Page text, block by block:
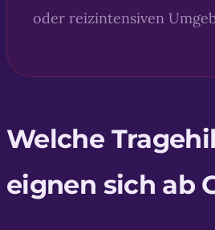
oder reizintensiven
Welche
eignen sich ab